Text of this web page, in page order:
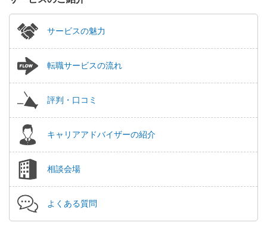
サービスの魅力
転職サービスの流れ
評判・口コミ
キャリアアドバイザーの紹介
相談会場
よくある質問